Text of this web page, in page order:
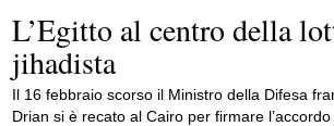
L’Egitto al centro della
jihadista
Il 16 febbraio scorso il Ministro della Difesa
Drian si è recato al Cairo per firmare